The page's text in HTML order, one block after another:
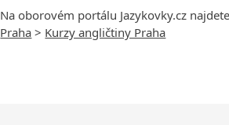
Na oborovém portálu Jazykovky.cz
Praha > Kurzy angličtiny Praha